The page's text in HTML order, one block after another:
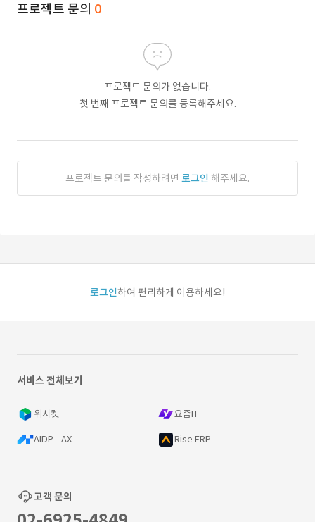
프로젝트 문의 0
프로젝트 문의가 없습니다.
첫 번째 프로젝트 문의를 등록해주세요.
프로젝트 문의를 작성하려면 로그인 해주세요.
로그인하여 편리하게 이용하세요!
서비스 전체보기
위시켓 요즘IT
AIDP - AX Rise ERP
고객 문의